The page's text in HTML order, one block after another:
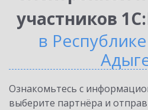
участников
в
Ознакомьтесь с
выберите партнёра и